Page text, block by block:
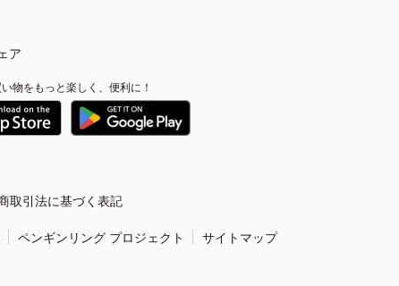
ア
物をもっと楽しく、便利に！
取引法に基づく表記
ペンギンリング プロジェクト サイトマップ